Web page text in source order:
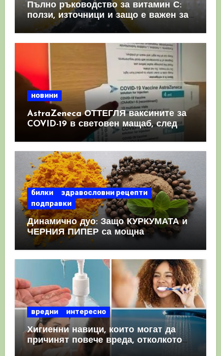
Пълно ръководство за витамин С:
ползи, източници и защо е важен за
имунната система
новини
AstraZeneca ОТТЕГЛЯ ваксините за
COVID-19 в световен мащаб, след
като призна, че те причиняват
КРЪВНИ съсиреци
билки
здравословни рецепти
подправки
Динамично дуо: Защо КУРКУМАТА и
ЧЕРНИЯ ПИПЕР са мощна
комбинация
вредни интересно
Хигиенни навици, които могат да
причинят повече вреда, отколкото
полза